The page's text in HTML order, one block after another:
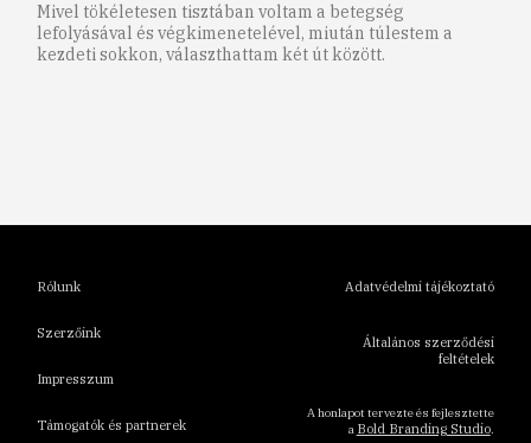
Mivel tökéletesen tisztában voltam a betegség
lefolyásával és végkimenetelével, miután túlestem a
kezdeti sokkon, választhattam két út között.
Rólunk
Szerzőink
Impresszum
Támogatók és partnerek
Adatvédelmi tájékoztató
Általános szerződési
feltételek
A honlapot tervezte és fejlesztette
a Bold Branding Studio.